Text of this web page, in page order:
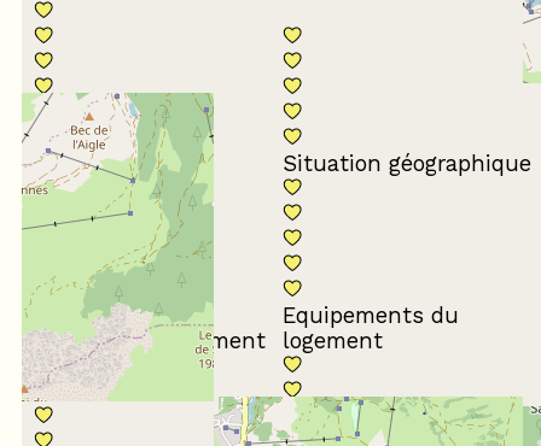
Conformité du
descriptif
Situation géographique
Propreté du logement
Equipements du
logement